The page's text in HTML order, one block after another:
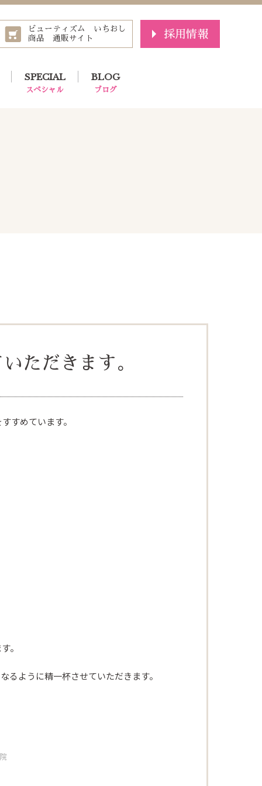
ビューティズム いちおし
商品 通販サイト
採用情報
SPECIAL
スペシャル
BLOG
ブログ
ただきます。
すめています。
。
るように精一杯させていただきます。